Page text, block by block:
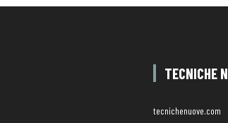
TECNICHE
tecnichenuove.com